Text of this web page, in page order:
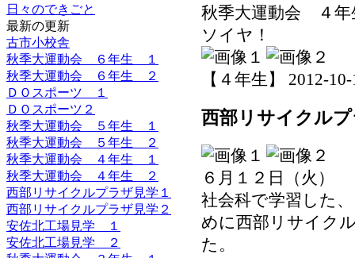
日々のできごと
最新の更新
古市小校舎
秋季大運動会 ６年生 １
秋季大運動会 ６年生 ２
ＤＯスポーツ １
ＤＯスポーツ２
秋季大運動会 ５年生 １
秋季大運動会 ５年生 ２
秋季大運動会 ４年生 １
秋季大運動会 ４年生 ２
西部リサイクルプラザ見学１
西部リサイクルプラザ見学２
安佐北工場見学 １
安佐北工場見学 ２
秋季大運動会 ４年
ソイヤ！
【４年生】 2012-
西部リサイクル
６月１２日（火）
社会科で学習した
めに西部リサイク
た。